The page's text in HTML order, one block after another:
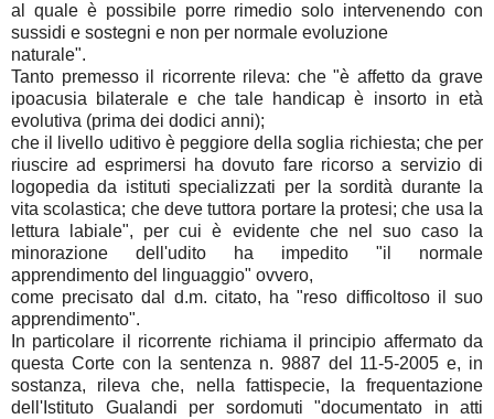
al quale è possibile porre rimedio solo intervenendo con
sussidi e sostegni e non per normale evoluzione
naturale".
Tanto premesso il ricorrente rileva: che "è affetto da grave
ipoacusia bilaterale e che tale handicap è insorto in età
evolutiva (prima dei dodici anni);
che il livello uditivo è peggiore della soglia richiesta; che per
riuscire ad esprimersi ha dovuto fare ricorso a servizio di
logopedia da istituti specializzati per la sordità durante la
vita scolastica; che deve tuttora portare la protesi; che usa la
lettura labiale", per cui è evidente che nel suo caso la
minorazione dell'udito ha impedito "il normale
apprendimento del linguaggio" ovvero,
come precisato dal d.m. citato, ha "reso difficoltoso il suo
apprendimento".
In particolare il ricorrente richiama il principio affermato da
questa Corte con la sentenza n. 9887 del 11-5-2005 e, in
sostanza, rileva che, nella fattispecie, la frequentazione
dell'Istituto Gualandi per sordomuti "documentato in atti